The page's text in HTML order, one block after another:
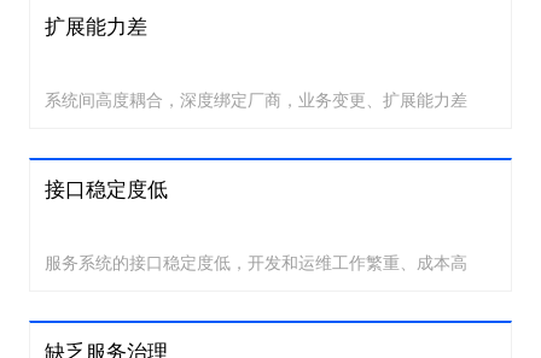
扩展能力差
系统间高度耦合，深度绑定厂商，业务变更、扩展能力差
接口稳定度低
服务系统的接口稳定度低，开发和运维工作繁重、成本高
缺乏服务治理